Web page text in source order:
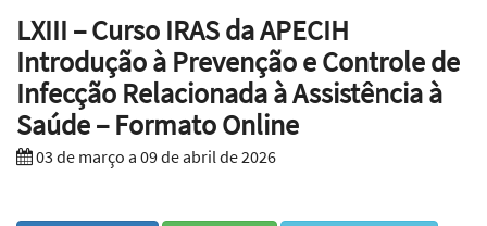
LXIII – Curso IRAS da APECIH
Introdução à Prevenção e Controle de
Infecção Relacionada à Assistência à
Saúde – Formato Online
03 de março a 09 de abril de 2026